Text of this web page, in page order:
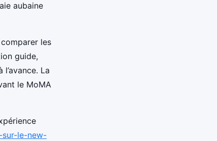
aubaine
les
guide,
La
le MoMA
le-new-